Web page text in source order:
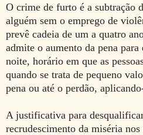
O crime de furto é a subtração
alguém sem o emprego de
prevê cadeia de um a quatro
admite o aumento da pena
noite, horário em que as
quando se trata de pequeno
pena ou até o perdão,
A justificativa para
recrudescimento da miséria